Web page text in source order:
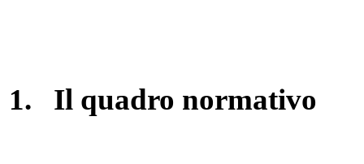
1. Il quadro normativo